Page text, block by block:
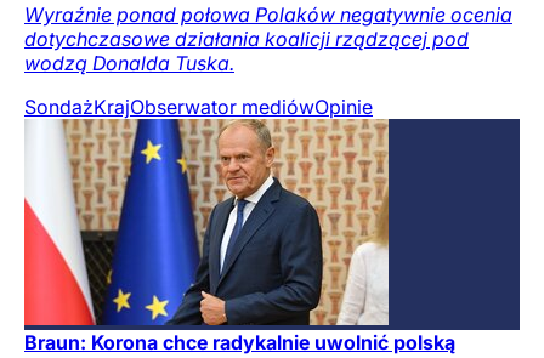
Wyraźnie ponad połowa Polaków negatywnie ocenia
dotychczasowe działania koalicji rządzącej pod
wodzą Donalda Tuska.
SondażKrajObserwator mediówOpinie
Braun: Korona chce radykalnie uwolnić polską